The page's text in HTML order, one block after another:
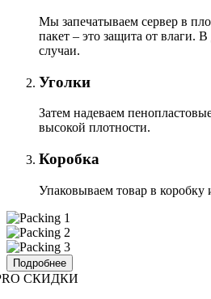
Мы запечатываем сервер в
пакет – это защита от влаги.
случаи.
Уголки
Затем надеваем
высокой плотности.
Коробка
Упаковываем товар в коробку
Подробнее
СКИДКИ